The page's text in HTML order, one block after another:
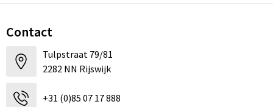
Contact
Tulpstraat 79/81
2282 NN Rijswijk
+31 (0)85 07 17 888